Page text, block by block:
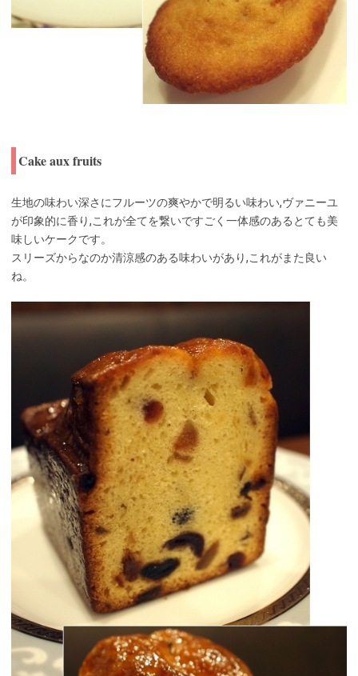
Cake aux fruits
生地の味わい深さにフルーツの爽やかで明るい味わい,ヴァニーユ
が印象的に香り,これが全てを繋いですごく一体感のあるとても美
味しいケークです。
スリーズからなのか清涼感のある味わいがあり,これがまた良い
ね。